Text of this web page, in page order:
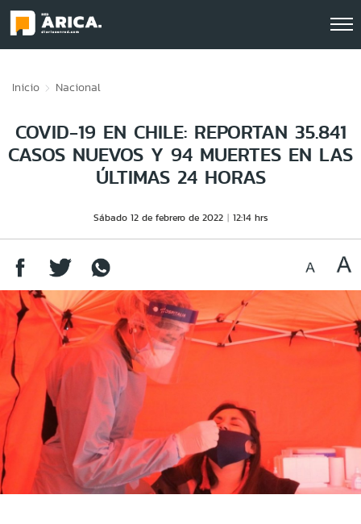
Inicio Nacional
COVID-19 EN CHILE: REPORTAN 35.841
CASOS NUEVOS Y 94 MUERTES EN LAS
ÚLTIMAS 24 HORAS
Sábado 12 de febrero de 2022 12:14 hrs